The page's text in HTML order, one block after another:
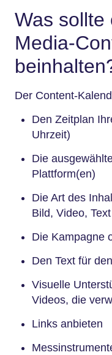
Was sollte
Media-
Der Content-
Den Zeitplan
Uhrzeit)
Die
Plattform(en)
Die Art des
Bild, Video,
Die Kampagne
Den Text für
Visuelle
Videos, die
Links anbieten